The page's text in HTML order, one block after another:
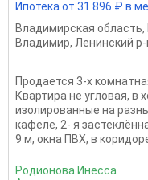
Ипотека от 31 896 ₽ в
Владимирская область,
Владимир, Ленинский р-
Продается 3-х
Квартира не угловая,
изолированные на
кафеле, 2- я
9 м, окна ПВХ, в
Родионова Инесса